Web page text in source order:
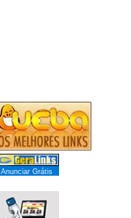
Anunciar Grátis